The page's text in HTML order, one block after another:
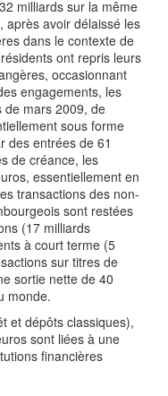
milliards sur la même
après avoir délaissé les
dans le contexte de
ont repris leurs
occasionnant
engagements, les
de mars 2009, de
sous forme
des entrées de 61
de créance, les
essentiellement en
transactions des non-
sont restées
(17 milliards
à court terme (5
sur titres de
sortie nette de 40
monde.
et dépôts classiques),
sont liées à une
financières